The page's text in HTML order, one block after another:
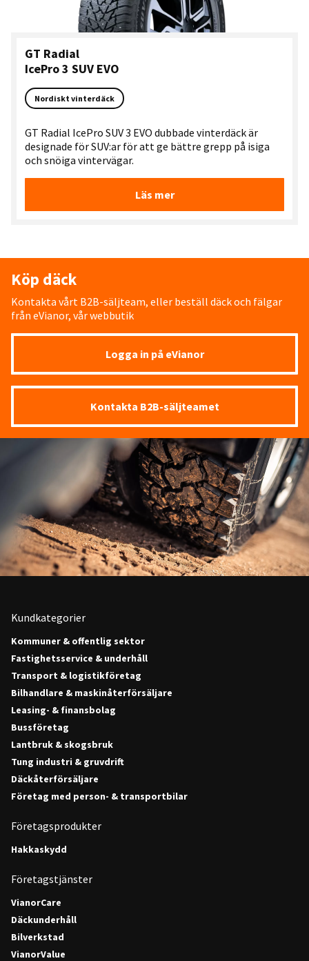
GT Radial
IcePro 3 SUV EVO
Nordiskt vinterdäck
GT Radial IcePro SUV 3 EVO dubbade vinterdäck är
designade för SUV:ar för att ge bättre grepp på isiga
och snöiga vintervägar.
Läs mer
Köp däck
Kontakta vårt B2B-säljteam, eller beställ däck och fälgar
från eVianor, vår webbutik
Logga in på eVianor
Kontakta B2B-säljteamet
Kundkategorier
Kommuner & offentlig sektor
Fastighetsservice & underhåll
Transport & logistikföretag
Bilhandlare & maskinåterförsäljare
Leasing- & finansbolag
Bussföretag
Lantbruk & skogsbruk
Tung industri & gruvdrift
Däckåterförsäljare
Företag med person- & transportbilar
Företagsprodukter
Hakkaskydd
Företagstjänster
VianorCare
Däckunderhåll
Bilverkstad
VianorValue